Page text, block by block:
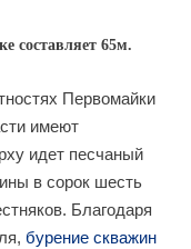
составляет 65м.
Первомайки
имеют
идет песчаный
в сорок шесть
Благодаря
бурение скважин